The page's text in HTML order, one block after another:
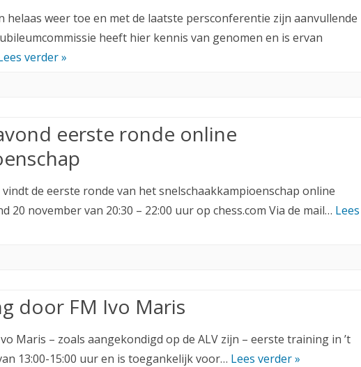
helaas weer toe en met de laatste persconferentie zijn aanvullende
heeft hier kennis van genomen en is ervan
verder »
eerste ronde online
de eerste ronde van het snelschaakkampioenschap online
20 november van 20:30 – 22:00 uur op chess.com Via de mail… Lees
door FM Ivo Maris
Maris – zoals aangekondigd op de ALV zijn – eerste training in ’t
13:00-15:00 uur en is toegankelijk voor… Lees verder »